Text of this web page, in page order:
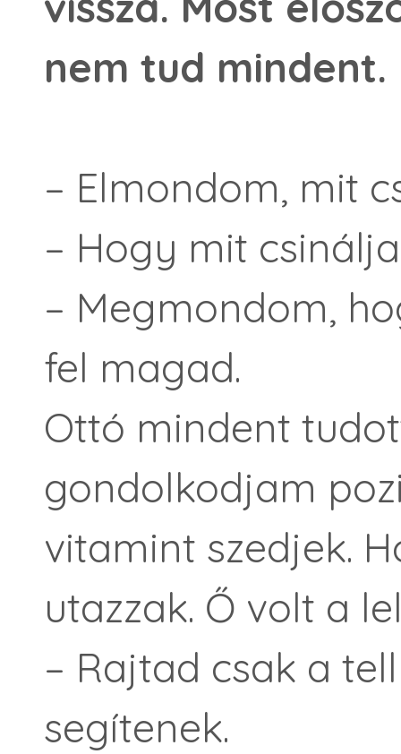
nem tud mindent.
– Elmondom, mit
– Hogy mit
– Megmondom,
fel magad.
Ottó mindent
gondolkodjam
vitamint szedjek.
utazzak. Ő volt a
– Rajtad csak a
segítenek.